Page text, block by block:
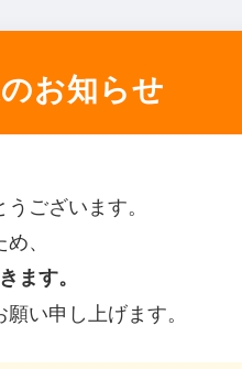
お知らせ
ございます。
、
ます。
い申し上げます。